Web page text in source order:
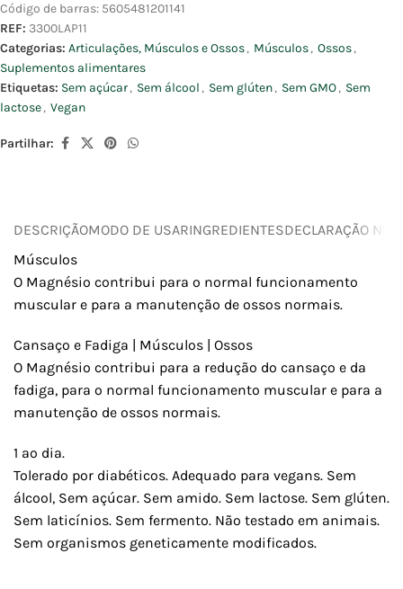
Código de barras: 5605481201141
REF: 3300LAP11
Categorias: Articulações, Músculos e Ossos, Músculos, Ossos,
Suplementos alimentares
Etiquetas: Sem açúcar, Sem álcool , Sem glúten, Sem GMO, Sem
lactose, Vegan
Partilhar:
DESCRIÇÃOMODO DE USARINGREDIENTESDECLARAÇÃO
Músculos
O Magnésio contribui para o normal funcionamento
muscular e para a manutenção de ossos normais.
Cansaço e Fadiga | Músculos | Ossos
O Magnésio contribui para a redução do cansaço e da
fadiga, para o normal funcionamento muscular e para a
manutenção de ossos normais.
1 ao dia.
Tolerado por diabéticos. Adequado para vegans. Sem
álcool, Sem açúcar. Sem amido. Sem lactose. Sem glúten.
Sem laticínios. Sem fermento. Não testado em animais.
Sem organismos geneticamente modificados.